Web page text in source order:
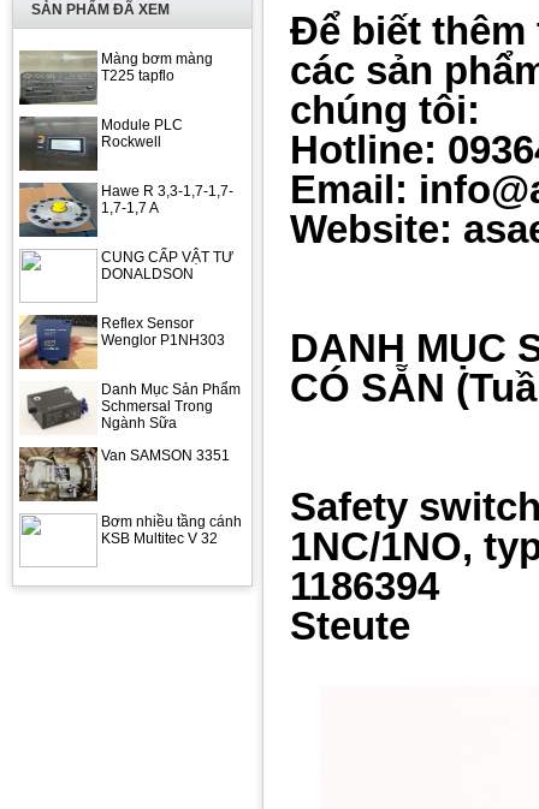
SẢN PHẨM ĐÃ XEM
Màng bơm màng
T225 tapflo
Module PLC
Rockwell
Hawe R 3,3-1,7-1,7-
1,7-1,7 A
CUNG CẤP VẬT TƯ
DONALDSON
Reflex Sensor
Wenglor P1NH303
Danh Mục Sản Phẩm
Schmersal Trong
Ngành Sữa
Van SAMSON 3351
Bơm nhiều tầng cánh
KSB Multitec V 32
Để biết thêm
các sản
chúng tôi:
Hotline:
Email:
Website:
DANH MỤC
CÓ SẴN
Safety
1NC/1NO,
1186394
Steute